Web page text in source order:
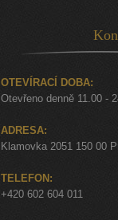
OTEVÍRACÍ DOBA:
Otevřeno denně 11.00 -
ADRESA:
Klamovka 2051 150 00
TELEFON:
+420 602 604 011